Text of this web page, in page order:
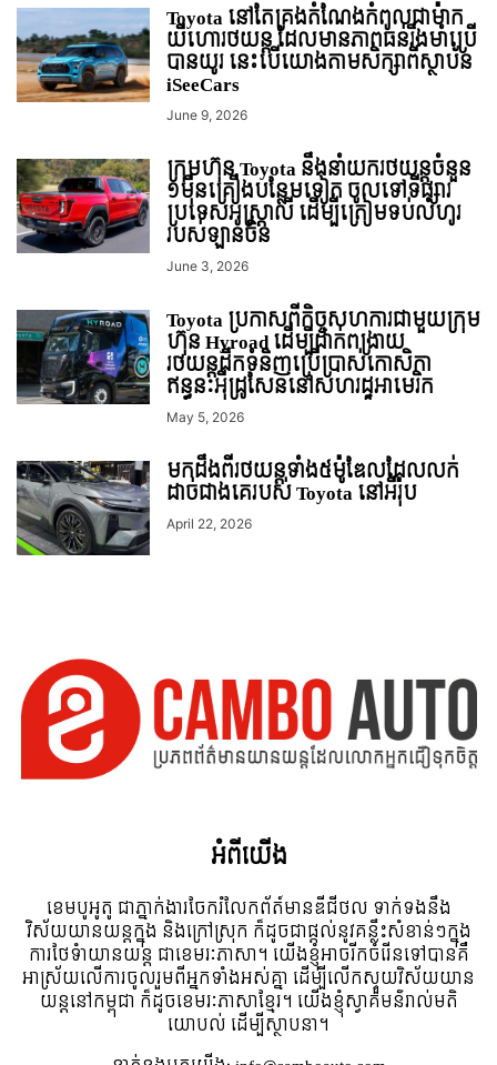
Toyota នៅតែគ្រងតំណែងកំពូលជាម៉ាក
យីហោរថយន្ដ ដែលមានភាពធន់រឹងមាំប្រើ
បានយូរ នេះបើយោងតាមសិក្សាពីស្ថាប័ន
iSeeCars
June 9, 2026
ក្រុមហ៊ុន Toyota នឹងនាំយករថយន្តចំនួន
១មុឺនគ្រឿងបន្ថែមទៀត ចូលទៅទីផ្សារ
ប្រទេសអូស្ត្រាលី ដើម្បីត្រៀមទប់លំហូរ
របស់ឡានចិន
June 3, 2026
Toyota ប្រកាសពីកិច្ចសហការជាមួយក្រុម
ហ៊ុន Hyroad ដើម្បីដាក់ពង្រាយ
រថយន្តដឹកទំនិញប្រើប្រាស់កោសិកា
ឥន្ធនៈអុីដ្រូសែននៅសហរដ្ឋអាមេរិក
May 5, 2026
មកដឹងពីរថយន្តទាំង៥ម៉ូឌែលដែលលក់
ដាច់ជាងគេរបស់ Toyota នៅអឺរ៉ុប
April 22, 2026
អំពី​យើង
ខេមបូអូតូ ជាភ្នាក់ងារចែករំលែកព័ត៍មានឌីជីថល ទាក់ទងនឹង
វិស័យយានយន្តក្នុង និងក្រៅស្រុក ក៏ដូចជាផ្តល់នូវគន្លឹះសំខាន់ៗក្នុង
ការថែទំាយានយន្ត ជាខេមរៈភាសា។ យើងខ្ញុំអាចរីកចំរើនទៅបានគឺ
អាស្រ័យលើការចូលរួមពីអ្នកទាំងអស់គ្នា ដើម្បីលើកស្ទួយវិស័យយាន
យន្តនៅកម្ពុជា ក៏ដូចខេមរៈភាសាខ្មែរ។ យើងខ្ញុំស្វាគមន៌រាល់មតិ
យោបល់ ដើម្បីស្ថាបនា។